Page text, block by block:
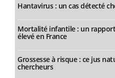
Hantavirus : un cas détecté
Mortalité infantile : un
élevé en France
Grossesse à risque : ce jus
chercheurs